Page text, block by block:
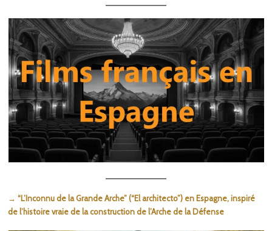
→ “L’Inconnu de la Grande Arche” (“El architecto”) en Espagne, inspiré
de l’histoire vraie de la construction de l’Arche de la Défense